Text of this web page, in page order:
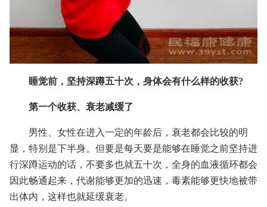
睡觉前，坚持深蹲五十次，身体会有什么样的收获?
第一个收获、衰老减缓了
男性、女性在进入一定的年龄后，衰老都会比较的明
显，特别是下半身。但要是每天要是能够在睡觉之前坚持进
行深蹲运动的话，不要多也就五十次，全身的血液循环都会
因此畅通起来，代谢能够更加的迅速，毒素能够更快地被带
出体内，这样也就延缓衰老。